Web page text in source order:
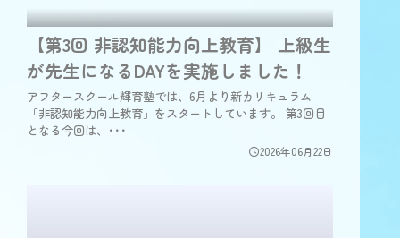
【第3回 非認知能力向上教育】 上級生
が先生になるDAYを実施しました！
2026年06月22日
アフタースクール輝育塾では、6月より新カリキュラム
「非認知能力向上教育」をスタートしています。 第3回目
となる今回は、･･･